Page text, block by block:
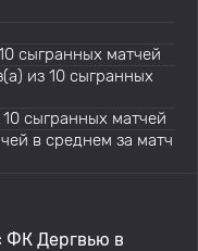
сыгранных матчей
из 10 сыгранных
сыгранных матчей
в среднем за матч
ФК Дергвью в